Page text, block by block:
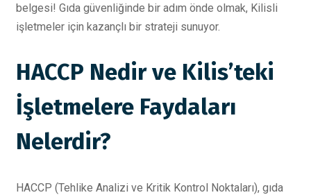
belgesi! Gıda güvenliğinde bir adım önde olmak, Kilisli
işletmeler için kazançlı bir strateji sunuyor.
HACCP Nedir ve Kilis’teki
İşletmelere Faydaları
Nelerdir?
HACCP (Tehlike Analizi ve Kritik Kontrol Noktaları), gıda